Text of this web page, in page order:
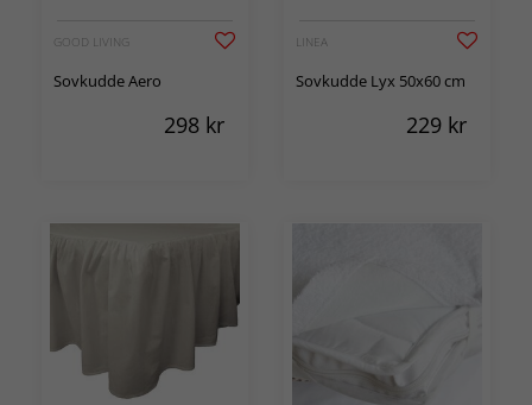
GOOD LIVING
Sovkudde Aero
298 kr
LINEA
Sovkudde Lyx 50x60 cm
229 kr